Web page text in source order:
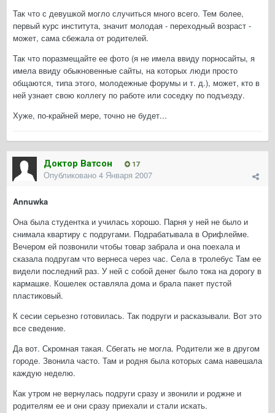
Так что с девушкой могло случиться много всего. Тем более,
первый курс института, значит молодая - переходный возраст -
может, сама сбежала от родителей.
Так что поразмещайте ее фото (я не имела ввиду порносайты, я
имела ввиду обыкновенные сайты, на которых люди просто
общаются, типа этого, молодежные форумы и т. д.), может, кто в
ней узнает свою коллегу по работе или соседку по подъезду.
Хуже, по-крайней мере, точно не будет...
Доктор Ватсон 17
Опубликовано 4 Января 2007
Annuwka
Она была студентка и училась хорошо. Парня у ней не было и
снимала квартиру с подругами. Подрабатывала в Орифлейме.
Вечером ей позвонили чтобы товар забрала и она поехала и
сказала подругам что вернеса через час. Села в тролебус Там ее
видели последний раз. У ней с собой денег было тока на дорогу в
кармашке. Кошелек оставляла дома и брала пакет пустой
пластиковый.
К сесии серьезно готовилась. Так подруги и расказывали. Вот это
все сведение.
Да вот. Скромная такая. Сбегать не могла. Родители же в другом
городе. Звонила часто. Там и родня была которых сама навешала
каждую неделю.
Как утром не вернулась подруги сразу и звонили и роджне и
родителям ее и они сразу приехали и стали искать.